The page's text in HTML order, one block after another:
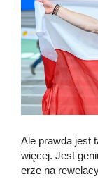
Ale prawda jest
więcej. Jest
erze na